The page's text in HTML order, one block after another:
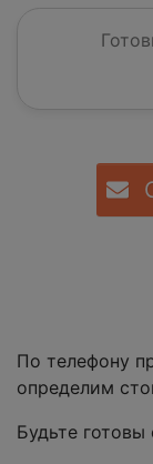
По телефону
определим
Будьте